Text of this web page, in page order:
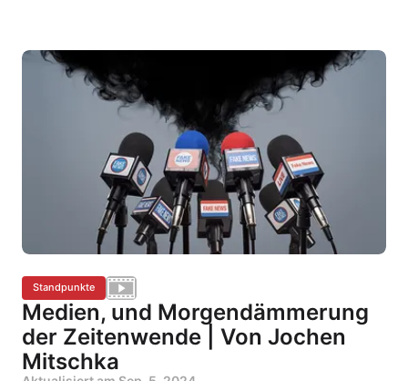
Standpunkte
Medien, und Morgendämmerung
der Zeitenwende | Von Jochen
Mitschka